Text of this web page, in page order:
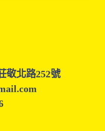
敬北路252號